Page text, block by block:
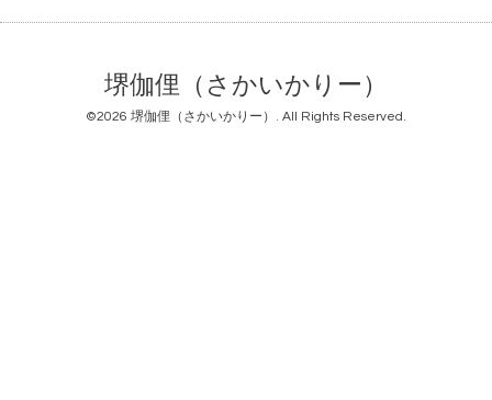
堺伽俚（さかいかりー）
©2026 堺伽俚（さかいかりー） . All Rights Reserved.